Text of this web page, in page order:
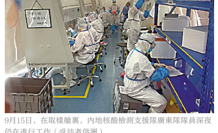
大公文匯
9月15日，在取樣艙裏，內地核酸檢測支援隊廣東隊隊員深夜